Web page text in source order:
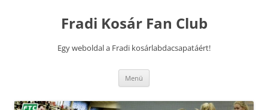
Fradi Kosár Fan Club
Egy weboldal a Fradi kosárlabdacsapatáért!
Menü